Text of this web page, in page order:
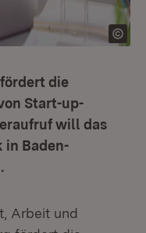
die
Start-up-
will das
in Baden-
Arbeit und